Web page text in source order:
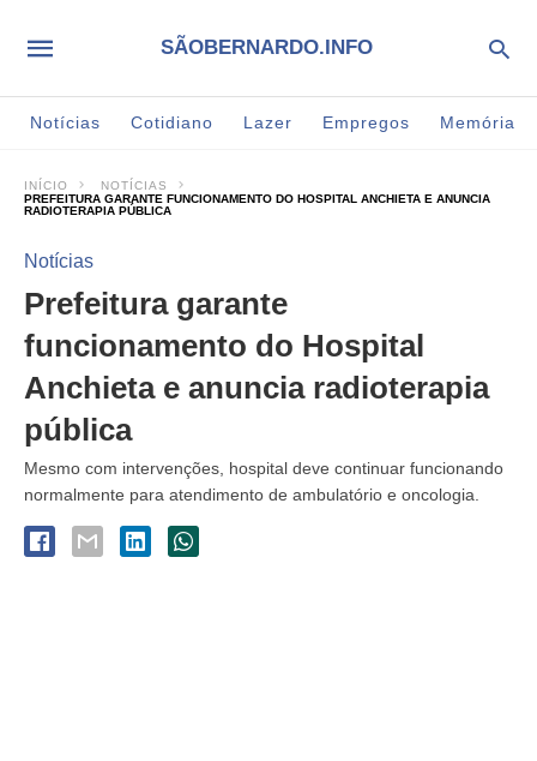
SÃOBERNARDO.INFO
Notícias Cotidiano Lazer Empregos Memória
INÍCIO
NOTÍCIAS
PREFEITURA GARANTE FUNCIONAMENTO DO HOSPITAL ANCHIETA E ANUNCIA
RADIOTERAPIA PÚBLICA
Notícias
Prefeitura garante
funcionamento do Hospital
Anchieta e anuncia radioterapia
pública
Mesmo com intervenções, hospital deve continuar funcionando
normalmente para atendimento de ambulatório e oncologia.